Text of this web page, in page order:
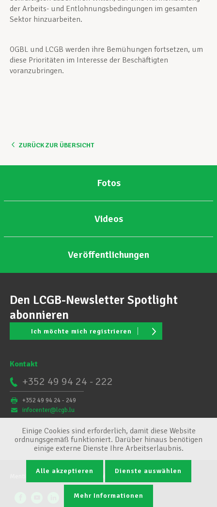
der Arbeits- und Entlohnungsbedingungen im gesamten
Sektor hinzuarbeiten.
OGBL und LCGB werden ihre Bemühungen fortsetzen, um
diese Prioritäten im Interesse der Beschäftigten
voranzubringen.
ZURÜCK ZUR ÜBERSICHT
Fotos
Videos
Veröffentlichungen
Den LCGB-Newsletter Spotlight
abonnieren
Ich möchte mich registrieren
Kontakt
+352 49 94 24 - 222
+352 49 94 24 - 249
infocenter@lcgb.lu
Conditions générales
Einige Cookies sind erforderlich, damit diese Website
ordnungsgemäß funktioniert. Darüber hinaus benötigen
einige externe Dienste Ihre Arbeitserlaubnis.
Alle akzeptieren Dienste auswählen
Mehr Informationen